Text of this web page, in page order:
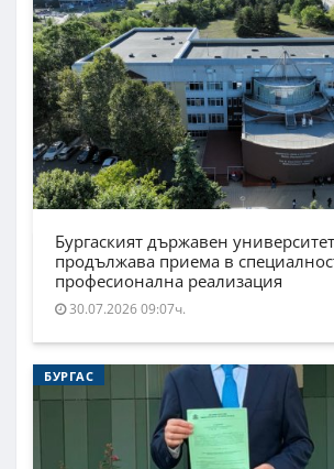
Бургаският държавен университет
продължава приема в
професионална реализация
30.07.2026 09:07ч.
БУРГАС